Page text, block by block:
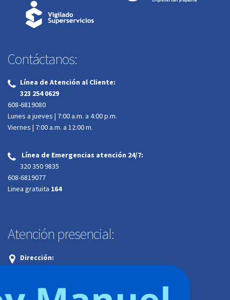
Contáctanos:
Línea de Atención al Cliente:
323 254 0629
608-6819080
Lunes a jueves | 7:00 a.m. a 4:00 p.m.
Viernes | 7:00 a.m. a 12:00 m.
Línea de Emergencias atención 24/7:
320 350 9835
608-6819077
Linea gratuita 164
Atención presencial:
Dirección:
Lunes a jueves | 7:00 a.m. a 4:00 p.m.